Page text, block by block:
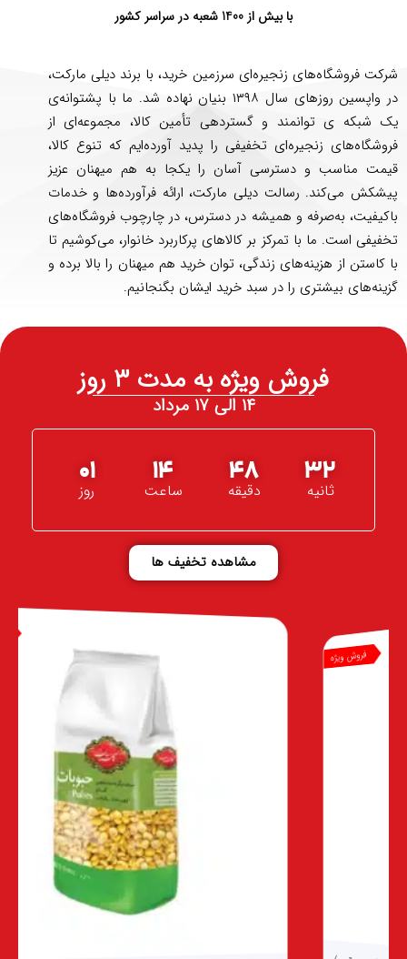
با بیش از 1400 شعبه در سراسر کشور
شرکت فروشگاه‌های زنجیره‌ای سرزمین خرید، با برند دیلی مارکت،
در واپسین روزهای سال ۱۳۹۸ بنیان نهاده شد. ما با پشتوانه‌ی
یک شبکه ی توانمند و گستردهی تأمین کالا، مجموعه‌ای از
فروشگاه‌های زنجیره‌ای تخفیفی را پدید آورده‌ایم که تنوع کالا،
قیمت مناسب و دسترسی آسان را یکجا به هم میهنان عزیز
پیشکش می‌کند. رسالت دیلی مارکت، ارائه فرآورده‌ها و خدمات
باکیفیت، به‌صرفه و همیشه در دسترس، در چارچوب فروشگاه‌های
تخفیفی است. ما با تمرکز بر کالاهای پرکاربرد خانوار، می‌کوشیم تا
با کاستن از هزینه‌های زندگی، توان خرید هم میهنان را بالا برده و
گزینه‌های بیشتری را در سبد خرید ایشان بگنجانیم.
فروش ویژه به مدت ۳ روز
۱۴ الی ۱۷ مرداد
01
روز
14
ساعت
48
دقیقه
32
ثانیه
مشاهده تخفیف ها
فروش ویژه